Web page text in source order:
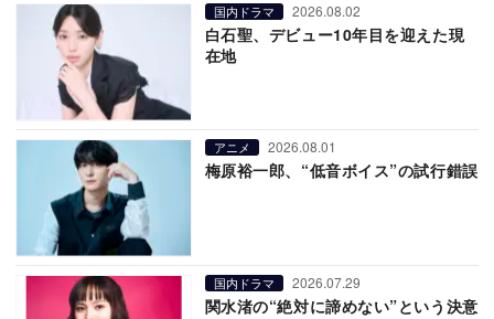
国内ドラマ 2026.08.02
白石聖、デビュー10年目を迎えた現
在地
アニメ 2026.08.01
梅原裕一郎、“低音ボイス”の試行錯誤
国内ドラマ 2026.07.29
関水渚の“絶対に諦めない”という決意